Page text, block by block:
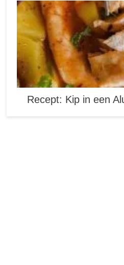
Recept: Kip in een